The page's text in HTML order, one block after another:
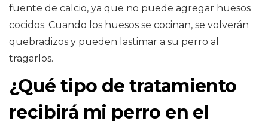
fuente de calcio, ya que no puede agregar huesos
cocidos. Cuando los huesos se cocinan, se volverán
quebradizos y pueden lastimar a su perro al
tragarlos.
¿Qué tipo de tratamiento
recibirá mi perro en el